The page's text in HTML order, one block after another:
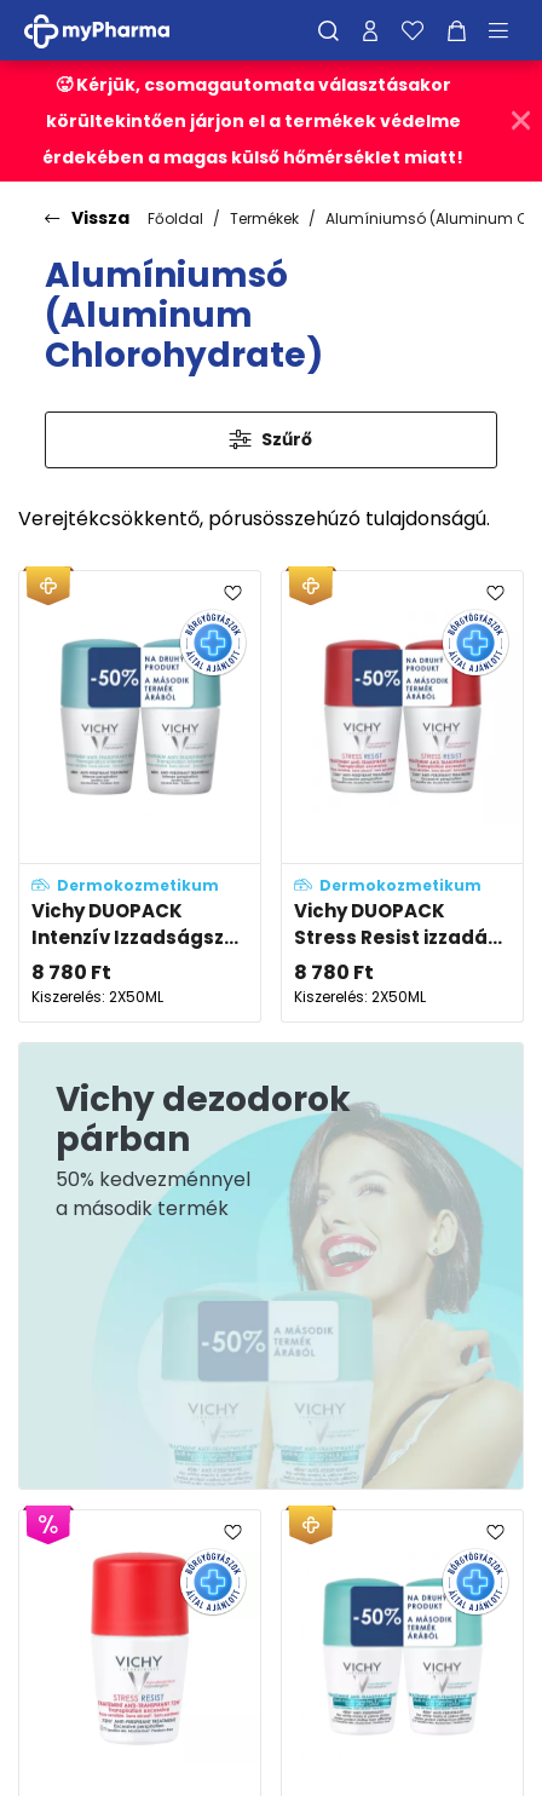
🥵 Kérjük, csomagautomata választásakor
körültekintően járjon el a termékek védelme
érdekében a magas külső hőmérséklet miatt!
Vissza Főoldal Termékek Alumíniumsó (Aluminum
Alumíniumsó
(Aluminum
Chlorohydrate)
Szűrő
Verejtékcsökkentő, pórusösszehúzó tulajdonságú.
Dermokozmetikum
Vichy DUOPACK
Intenzív Izzadságsz...
8 780 Ft
Kiszerelés: 2X50ML
Dermokozmetikum
Vichy DUOPACK
Stress Resist izzadá...
8 780 Ft
Kiszerelés: 2X50ML
Vichy dezodorok
párban
50% kedvezménnyel
a második termék